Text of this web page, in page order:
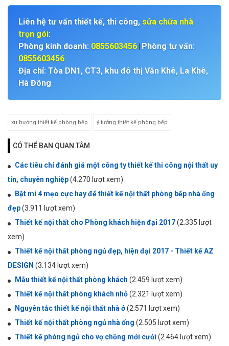
Liên hệ tư vấn thiết kế, thi công, sửa chữa nhà
trọn gói:
Phòng kinh doanh: 0855603456 Phòng tư vấn:
0855603456
Địa chỉ: Tòa DN1, CT3, khu đô thị Văn Khê, La Khê,
Hà Đông
xu hướng thiết kế phòng bếp ý tưởng thiết kế phòng bếp
CÓ THỂ BẠN QUAN TÂM
Các tiêu chí đánh giá một công ty thiết kế thi công nội thất uy
tín, chuyên nghiệp(4.270 lượt xem)
Bật mí 4 mẹo cực hay để thiết kế nội thất phòng bếp nhà ống
đẹp(3.911 lượt xem)
Thiết kế nội thất cho Phòng khách hiện đại 2017(2.335 lượt
xem)
Thiết kế nội thất phòng ngủ đẹp, hiện đại 2017 - Thiết kế AZ
DESIGN (3.134 lượt xem)
Mẫu thiết kế nội thất phòng khách (2.459 lượt xem)
Thiết kế nội thất phòng khách nhỏ(2.321 lượt xem)
Nguyên tắc thiết kế nội thất nhà ở(2.571 lượt xem)
Thiết kế nội thất phòng ngủ nhà ống (2.505 lượt xem)
Thiết kế phòng ngủ cho vợ chồng mới cưới (2.464 lượt xem)